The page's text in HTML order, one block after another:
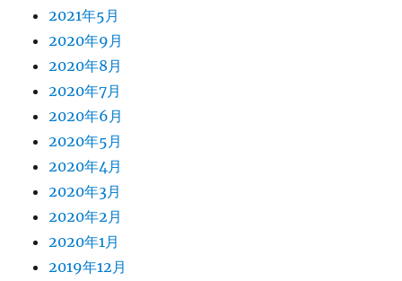
2021年5月
2020年9月
2020年8月
2020年7月
2020年6月
2020年5月
2020年4月
2020年3月
2020年2月
2020年1月
2019年12月